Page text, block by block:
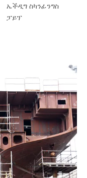
ኤችዲግ ስካንፊንግስ
ፓይፕ